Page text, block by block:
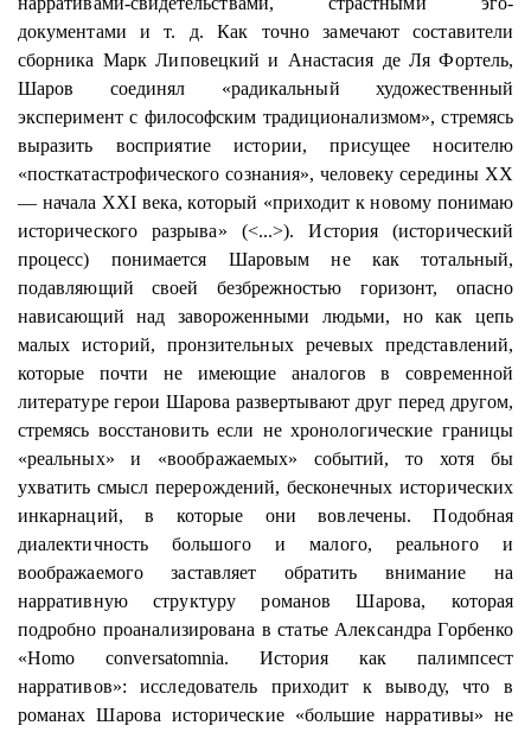
документами и т. д. Как точно замечают составители
сборника МаркЛиповецкий и Анастасия де Ля Фортель,
Шаров соединял «радикальный художественный
эксперимент с философским традиционализмом», стремясь
выразить восприятие истории, присущее носителю
«посткатастрофического сознания», человеку середины XX
— начала XXI века, который «приходит к новому понимаю
исторического разрыва» (<...>). История (исторический
процесс) понимается Шаровым не как тотальный,
подавляющий своей безбрежностью горизонт, опасно
нависающий над завороженными людьми, но как цепь
малых историй, пронзительных речевых представлений,
которые почти не имеющие аналогов в современной
литературе герои Шарова развертывают друг перед другом,
стремясь восстановить если не хронологические границы
«реальных» и «воображаемых» событий, то хотя бы
ухватить смысл перерождений, бесконечных исторических
инкарнаций, в которые они вовлечены. Подобная
диалектичность большого и малого, реального и
воображаемого заставляет обратить внимание на
нарративнуюструктуру романовШарова, которая
подробно проанализирована в статье Александра Горбенко
«Homo conversatomnia. История как палимпсест
нарративов»: исследователь приходит к выводу, что в
романахШарова исторические «большие нарративы» не